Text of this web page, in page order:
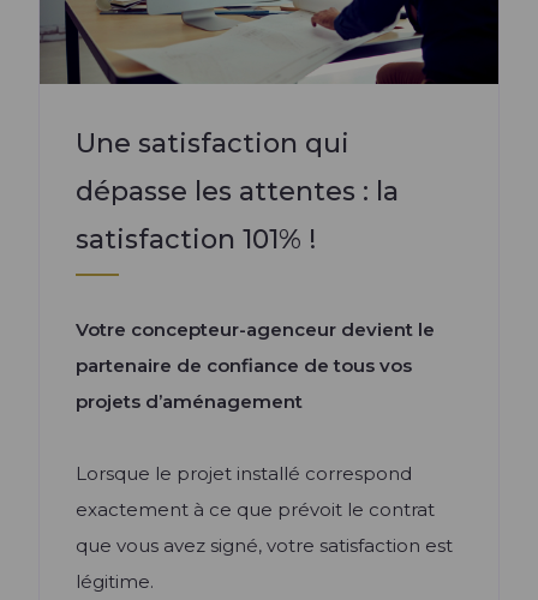
Une satisfaction qui
dépasse les attentes : la
satisfaction 101% !
Votre concepteur-agenceur devient le
partenaire de confiance de tous vos
projets d’aménagement
Lorsque le projet installé correspond
exactement à ce que prévoit le contrat
que vous avez signé, votre satisfaction est
légitime.